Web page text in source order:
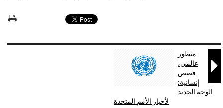

منظور
عالمي،
قصص
إنسانية:
الوجه الجديد
لأخبار الأمم المتحدة